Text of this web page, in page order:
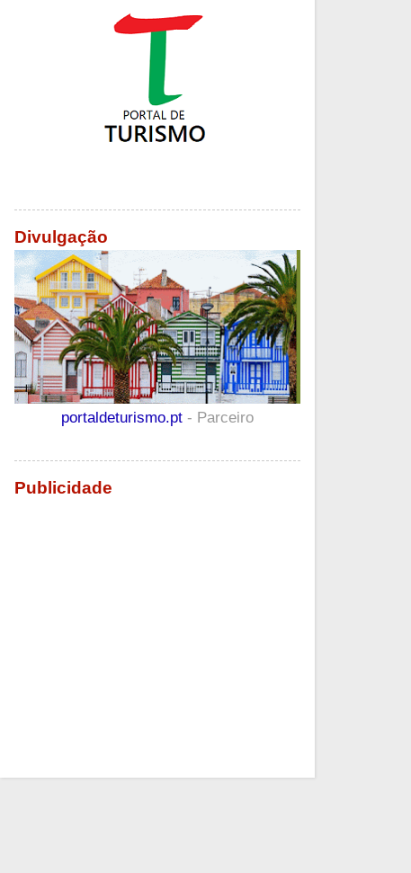
Divulgação
portaldeturismo.pt - Parceiro
Publicidade